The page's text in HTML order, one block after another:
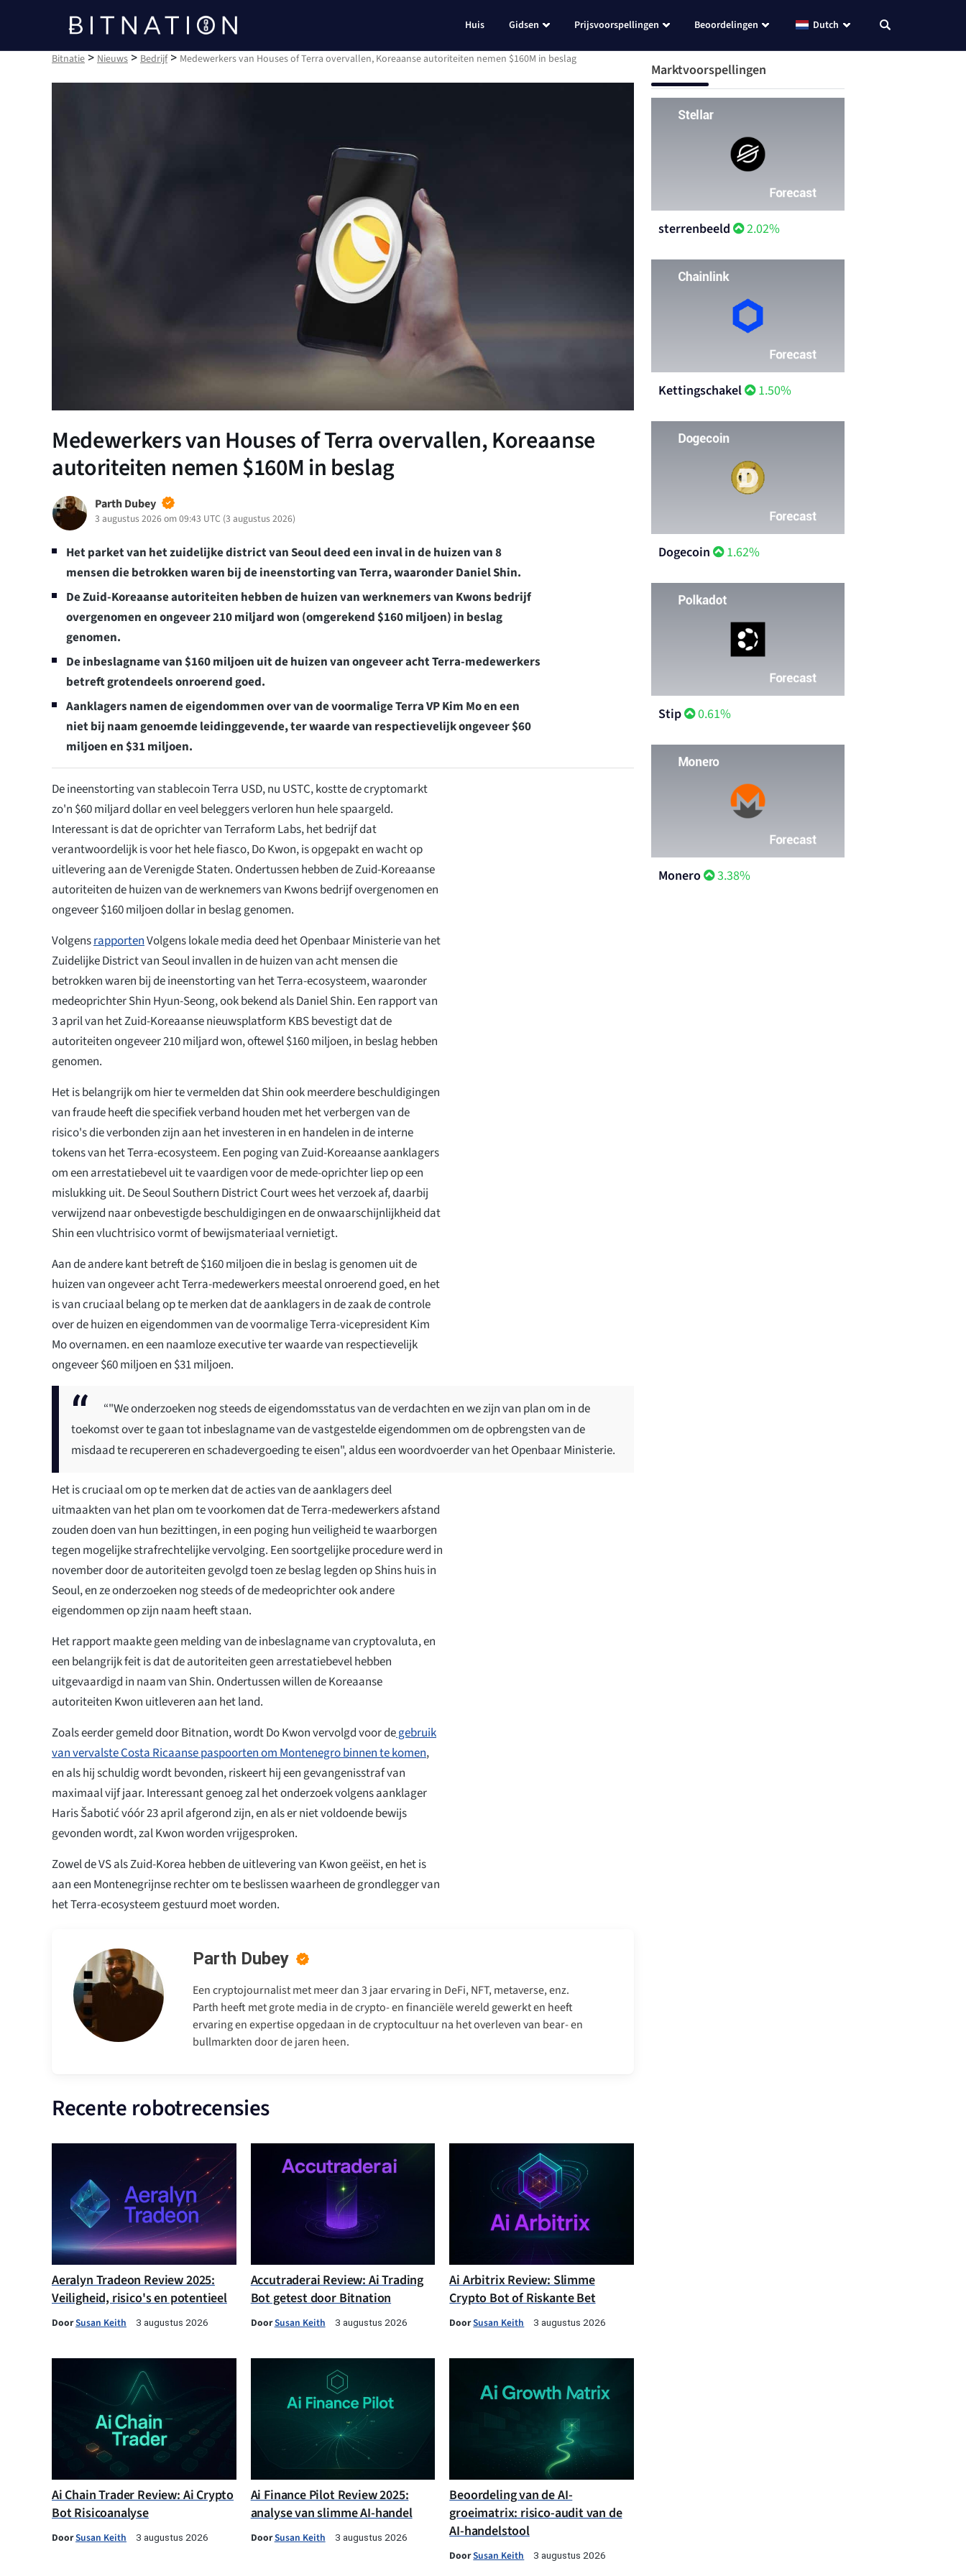
Bitnatie
Huis Gidsen Prijsvoorspellingen Beoordelingen Dutch
Bitnatie > Nieuws > Bedrijf> Medewerkers van Houses of Terra overvallen, Koreaanse autoriteiten nemen $160M in beslag
Medewerkers van Houses of Terra overvallen, Koreaanse
autoriteiten nemen $160M in beslag
Parth Dubey
3 augustus 2026 om 09:43 UTC (3 augustus 2026)
Het parket van het zuidelijke district van Seoul deed een inval in de huizen van 8
mensen die betrokken waren bij de ineenstorting van Terra, waaronder Daniel Shin.
De Zuid-Koreaanse autoriteiten hebben de huizen van werknemers van Kwons bedrijf
overgenomen en ongeveer 210 miljard won (omgerekend $160 miljoen) in beslag
genomen.
De inbeslagname van $160 miljoen uit de huizen van ongeveer acht Terra-medewerkers
betreft grotendeels onroerend goed.
Aanklagers namen de eigendommen over van de voormalige Terra VP Kim Mo en een
niet bij naam genoemde leidinggevende, ter waarde van respectievelijk ongeveer $60
miljoen en $31 miljoen.
De ineenstorting van stablecoin Terra USD, nu USTC, kostte de cryptomarkt
zo'n $60 miljard dollar en veel beleggers verloren hun hele spaargeld.
Interessant is dat de oprichter van Terraform Labs, het bedrijf dat
verantwoordelijk is voor het hele fiasco, Do Kwon, is opgepakt en wacht op
uitlevering aan de Verenigde Staten. Ondertussen hebben de Zuid-Koreaanse
autoriteiten de huizen van de werknemers van Kwons bedrijf overgenomen en
ongeveer $160 miljoen dollar in beslag genomen.
VolgensrapportenVolgens lokale media deed het Openbaar Ministerie van het
Zuidelijke District van Seoul invallen in de huizen van acht mensen die
betrokken waren bij de ineenstorting van het Terra-ecosysteem, waaronder
medeoprichter Shin Hyun-Seong, ook bekend als Daniel Shin. Een rapport van
3 april van het Zuid-Koreaanse nieuwsplatform KBS bevestigt dat de
autoriteiten ongeveer 210 miljard won, oftewel $160 miljoen, in beslag hebben
genomen.
Het is belangrijk om hier te vermelden dat Shin ook meerdere beschuldigingen
van fraude heeft die specifiek verband houden met het verbergen van de
risico's die verbonden zijn aan het investeren in en handelen in de interne
tokens van het Terra-ecosysteem. Een poging van Zuid-Koreaanse aanklagers
om een arrestatiebevel uit te vaardigen voor de mede-oprichter liep op een
mislukking uit. De Seoul Southern District Court wees het verzoek af, daarbij
verwijzend naar onbevestigde beschuldigingen en de onwaarschijnlijkheid dat
Shin een vluchtrisico vormt of bewijsmateriaal vernietigt.
Aan de andere kant betreft de $160 miljoen die in beslag is genomen uit de
huizen van ongeveer acht Terra-medewerkers meestal onroerend goed, en het
is van cruciaal belang op te merken dat de aanklagers in de zaak de controle
over de huizen en eigendommen van de voormalige Terra-vicepresident Kim
Mo overnamen. en een naamloze executive ter waarde van respectievelijk
ongeveer $60 miljoen en $31 miljoen.
“"We onderzoeken nog steeds de eigendomsstatus van de verdachten en we zijn van plan om in de
toekomst over te gaan tot inbeslagname van de vastgestelde eigendommen om de opbrengsten van de
misdaad te recupereren en schadevergoeding te eisen", aldus een woordvoerder van het Openbaar Ministerie.
Het is cruciaal om op te merken dat de acties van de aanklagers deel
uitmaakten van het plan om te voorkomen dat de Terra-medewerkers afstand
zouden doen van hun bezittingen, in een poging hun veiligheid te waarborgen
tegen mogelijke strafrechtelijke vervolging. Een soortgelijke procedure werd in
november door de autoriteiten gevolgd toen ze beslag legden op Shins huis in
Seoul, en ze onderzoeken nog steeds of de medeoprichter ook andere
eigendommen op zijn naam heeft staan.
Het rapport maakte geen melding van de inbeslagname van cryptovaluta, en
een belangrijk feit is dat de autoriteiten geen arrestatiebevel hebben
uitgevaardigd in naam van Shin. Ondertussen willen de Koreaanse
autoriteiten Kwon uitleveren aan het land.
Zoals eerder gemeld door Bitnation, wordt Do Kwon vervolgd voor degebruik
van vervalste Costa Ricaanse paspoorten om Montenegro binnen te komen,
en als hij schuldig wordt bevonden, riskeert hij een gevangenisstraf van
maximaal vijf jaar. Interessant genoeg zal het onderzoek volgens aanklager
Haris Šabotić vóór 23 april afgerond zijn, en als er niet voldoende bewijs
gevonden wordt, zal Kwon worden vrijgesproken.
Zowel de VS als Zuid-Korea hebben de uitlevering van Kwon geëist, en het is
aan een Montenegrijnse rechter om te beslissen waarheen de grondlegger van
het Terra-ecosysteem gestuurd moet worden.
Parth Dubey
Een cryptojournalist met meer dan 3 jaar ervaring in DeFi, NFT, metaverse, enz.
Parth heeft met grote media in de crypto- en financiële wereld gewerkt en heeft
ervaring en expertise opgedaan in de cryptocultuur na het overleven van bear- en
bullmarkten door de jaren heen.
Recente robotrecensies
Aeralyn Tradeon Review 2025:
Veiligheid, risico's en potentieel
DoorSusan Keith 3 augustus 2026
Accutraderai Review: Ai Trading
Bot getest door Bitnation
DoorSusan Keith 3 augustus 2026
Ai Arbitrix Review: Slimme
Crypto Bot of Riskante Bet
DoorSusan Keith 3 augustus 2026
Ai Chain Trader Review: Ai Crypto
Bot Risicoanalyse
DoorSusan Keith 3 augustus 2026
Ai Finance Pilot Review 2025:
analyse van slimme AI-handel
DoorSusan Keith 3 augustus 2026
Beoordeling van de AI-
groeimatrix: risico-audit van de
AI-handelstool
DoorSusan Keith 3 augustus 2026
Marktvoorspellingen
sterrenbeeld 2.02%
Kettingschakel 1.50%
Dogecoin 1.62%
Stip 0.61%
Monero 3.38%